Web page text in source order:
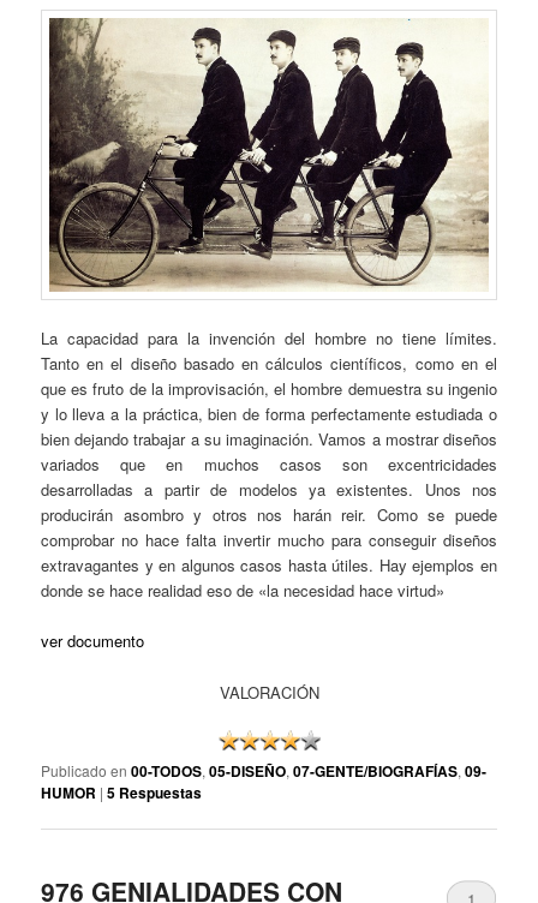
La capacidad para la invención del hombre no tiene límites.
Tanto en el diseño basado en cálculos científicos, como en el
que es fruto de la improvisación, el hombre demuestra su ingenio
y lo lleva a la práctica, bien de forma perfectamente estudiada o
bien dejando trabajar a su imaginación. Vamos a mostrar diseños
variados que en muchos casos son excentricidades
desarrolladas a partir de modelos ya existentes. Unos nos
producirán asombro y otros nos harán reir. Como se puede
comprobar no hace falta invertir mucho para conseguir diseños
extravagantes y en algunos casos hasta útiles. Hay ejemplos en
donde se hace realidad eso de «la necesidad hace virtud»
ver documento
VALORACIÓN
Publicado en 00-TODOS,05-DISEÑO,07-GENTE/BIOGRAFÍAS,09-
HUMOR |5 Respuestas
976 GENIALIDADES CON